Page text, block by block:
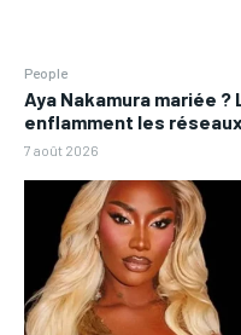
People
Aya Nakamura mariée
enflamment les
7 août 2026